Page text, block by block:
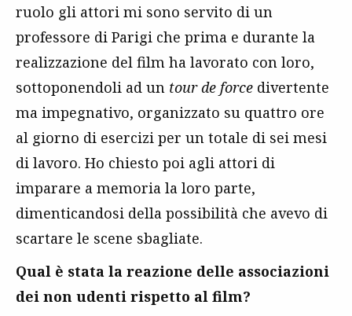
ruolo gli attori mi sono servito di un
professore di Parigi che prima e durante la
realizzazione del film ha lavorato con loro,
sottoponendoli ad un tour de force divertente
ma impegnativo, organizzato su quattro ore
al giorno di esercizi per un totale di sei mesi
di lavoro. Ho chiesto poi agli attori di
imparare a memoria la loro parte,
dimenticandosi della possibilità che avevo di
scartare le scene sbagliate.
Qual è stata la reazione delle associazioni
dei non udenti rispetto al film?